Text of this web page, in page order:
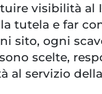
visibilità al
tutela e far
sito, ogni
scelte,
al servizio